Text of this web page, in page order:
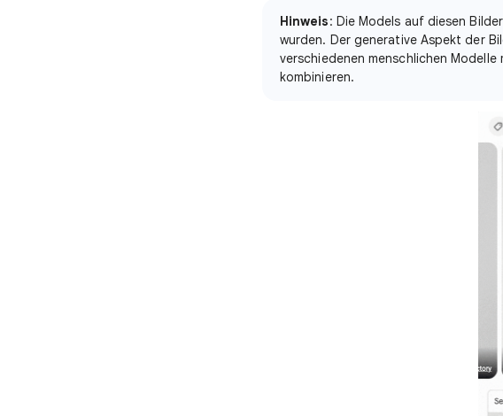
Hinweis: Die Models auf diesen
wurden. Der generative Aspekt der
verschiedenen menschlichen
kombinieren.